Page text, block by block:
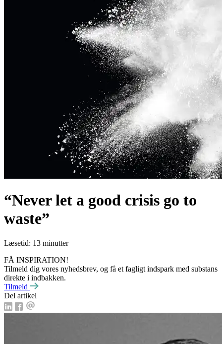
“Never let a good crisis go to
waste”
Læsetid: 13 minutter
FÅ INSPIRATION!
Tilmeld dig vores nyhedsbrev, og få et fagligt indspark med substans
direkte i indbakken.
Tilmeld
Del artikel